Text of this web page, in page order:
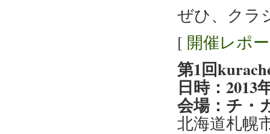
ぜひ、クラ
[ 開催レポ
第1回
日時：2013
会場：チ・
北海道札幌